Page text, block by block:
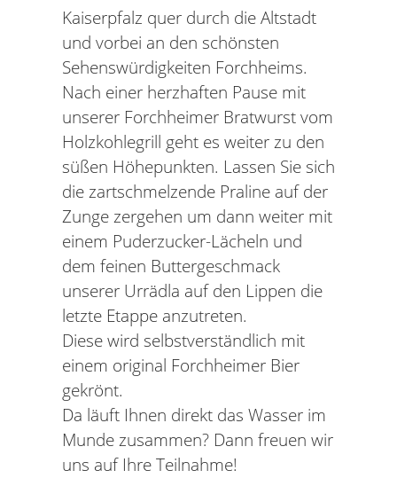
Kaiserpfalz quer durch die Altstadt
und vorbei an den schönsten
Sehenswürdigkeiten Forchheims.
Nach einer herzhaften Pause mit
unserer Forchheimer Bratwurst vom
Holzkohlegrill geht es weiter zu den
süßen Höhepunkten. Lassen Sie sich
die zartschmelzende Praline auf der
Zunge zergehen um dann weiter mit
einem Puderzucker-Lächeln und
dem feinen Buttergeschmack
unserer Urrädla auf den Lippen die
letzte Etappe anzutreten.
Diese wird selbstverständlich mit
einem original Forchheimer Bier
gekrönt.
Da läuft Ihnen direkt das Wasser im
Munde zusammen? Dann freuen wir
uns auf Ihre Teilnahme!